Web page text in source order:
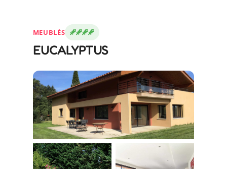
MEUBLÉS
EUCALYPTUS